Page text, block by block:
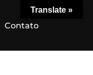
Contato
Translate »